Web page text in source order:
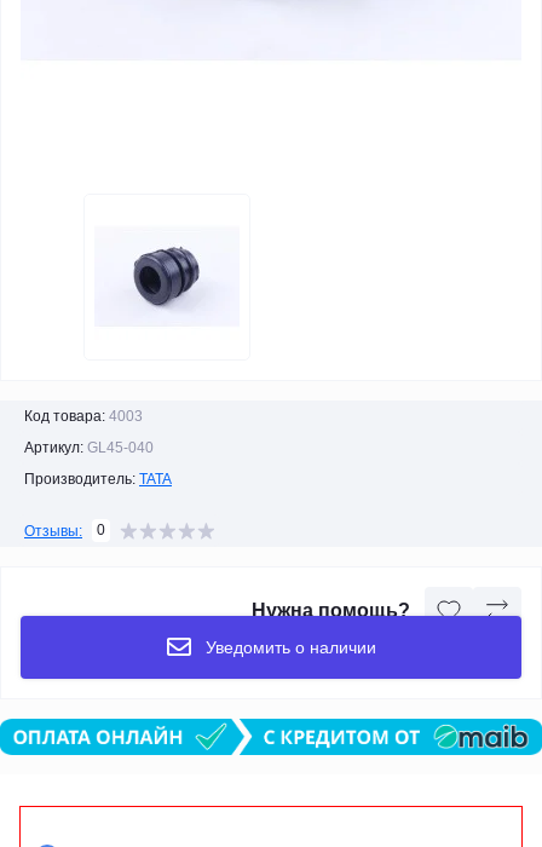
Код товара: 4003
Артикул: GL45-040
Производитель: TATA
Отзывы: 0
Нужна помощь?
Уведомить о наличии